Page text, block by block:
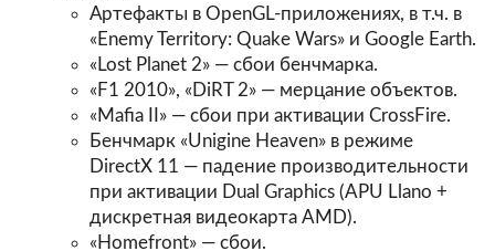
Артефакты в OpenGL-приложениях, в т.ч. в
«Enemy Territory: Quake Wars» и Google Earth.
«Lost Planet 2» — сбои бенчмарка.
«F1 2010», «DiRT 2» — мерцание объектов.
«Mafia II» — сбои при активации CrossFire.
Бенчмарк «Unigine Heaven» в режиме
DirectX 11 — падение производительности
при активации Dual Graphics (APU Llano +
дискретная видеокарта AMD).
«Homefront» — сбои.